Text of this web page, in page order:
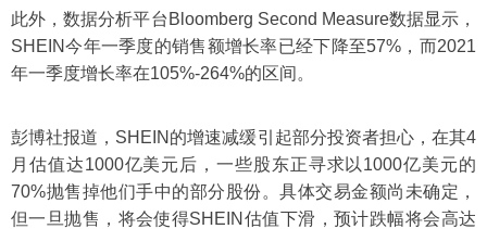
此外，数据分析平台Bloomberg Second Measure数据显示，
SHEIN今年一季度的销售额增长率已经下降至57%，而2021
年一季度增长率在105%-264%的区间。
彭博社报道，SHEIN的增速减缓引起部分投资者担心，在其4
月估值达1000亿美元后，一些股东正寻求以1000亿美元的
70%抛售掉他们手中的部分股份。具体交易金额尚未确定，
但一旦抛售，将会使得SHEIN估值下滑，预计跌幅将会高达